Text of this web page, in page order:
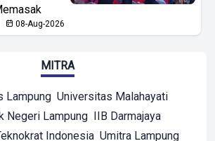
08-Aug-2026
MITRA
Lampung Universitas Malahayati
Negeri Lampung IIB Darmajaya
Indonesia Umitra Lampung